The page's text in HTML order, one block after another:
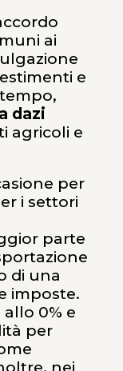
ai
e
dazi
agricoli e
per
i settori
parte
di una
imposte.
0% e
per